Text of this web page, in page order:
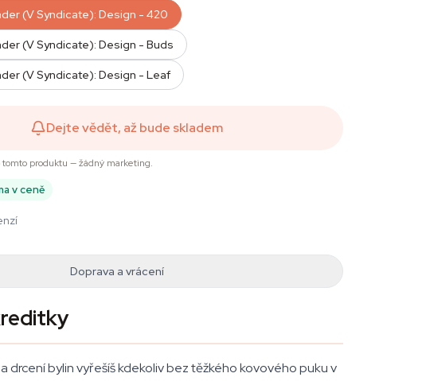
(V Syndicate): Design - 420
(V Syndicate): Design - Buds
(V Syndicate): Design - Leaf
Dejte vědět, až bude skladem
produktu — žádný marketing.
v ceně
Doprava a vrácení
bylin vyřešíš kdekoliv bez těžkého kovového puku v